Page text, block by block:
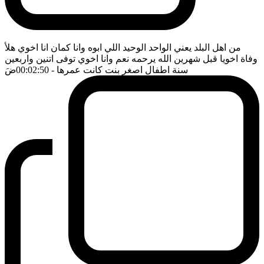
من اهل البلد يعني الواحد الوحيد اللي ابوه وانا كمان انا اخوي هلأ
وفاة اخويا قبل شهرين الله يرحمه نعم وانا اخوي توفى اتنين واربعين
سنة اطفال اصغر بنت كانت عمرها - 00:02:50 ضَ